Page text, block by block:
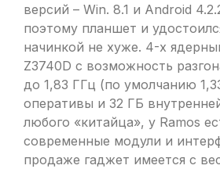
версий – Win. 8.1 и Android
поэтому планшет и
начинкой не хуже. 4-х
Z3740D с возможность
до 1,83 ГГц (по умолчанию
оперативы и 32 ГБ
любого «китайца», у Ramos
современные модули и
продаже гаджет имеется с